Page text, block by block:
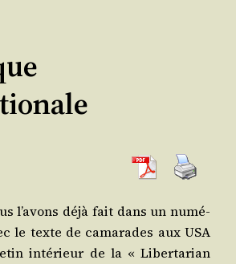
l’avons déjà fait dans un numé­
le texte de cama­rades aux USA
inté­rieur de la « Liber­ta­rian